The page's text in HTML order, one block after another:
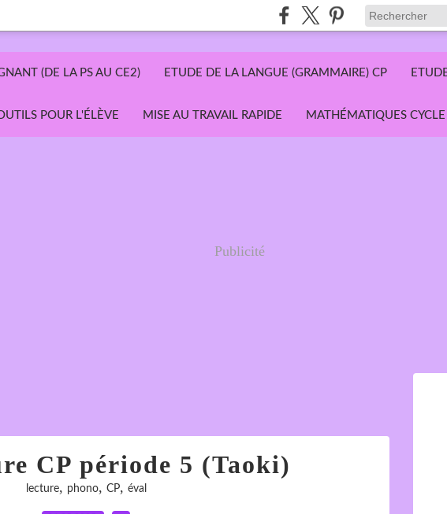
(DE LA PS AU CE2) ETUDE DE LA LANGUE (GRAMMAIRE) CP
POUR L'ÉLÈVE MISE AU TRAVAIL RAPIDE MATHÉMATIQUES
Publicité
CP période 5 (Taoki)
lecture, phono, CP, éval